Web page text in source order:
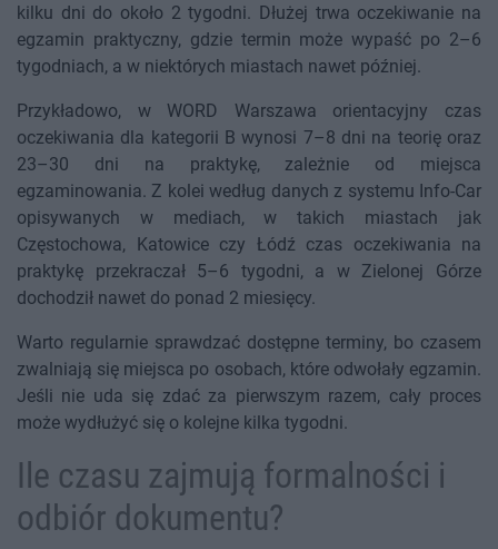
kilku dni do około 2 tygodni. Dłużej trwa oczekiwanie na
egzamin praktyczny, gdzie termin może wypaść po 2–6
tygodniach, a w niektórych miastach nawet później.
Przykładowo, w WORD Warszawa orientacyjny czas
oczekiwania dla kategorii B wynosi 7–8 dni na teorię oraz
23–30 dni na praktykę, zależnie od miejsca
egzaminowania. Z kolei według danych z systemu Info-Car
opisywanych w mediach, w takich miastach jak
Częstochowa, Katowice czy Łódź czas oczekiwania na
praktykę przekraczał 5–6 tygodni, a w Zielonej Górze
dochodził nawet do ponad 2 miesięcy.
Warto regularnie sprawdzać dostępne terminy, bo czasem
zwalniają się miejsca po osobach, które odwołały egzamin.
Jeśli nie uda się zdać za pierwszym razem, cały proces
może wydłużyć się o kolejne kilka tygodni.
Ile czasu zajmują formalności i
odbiór dokumentu?